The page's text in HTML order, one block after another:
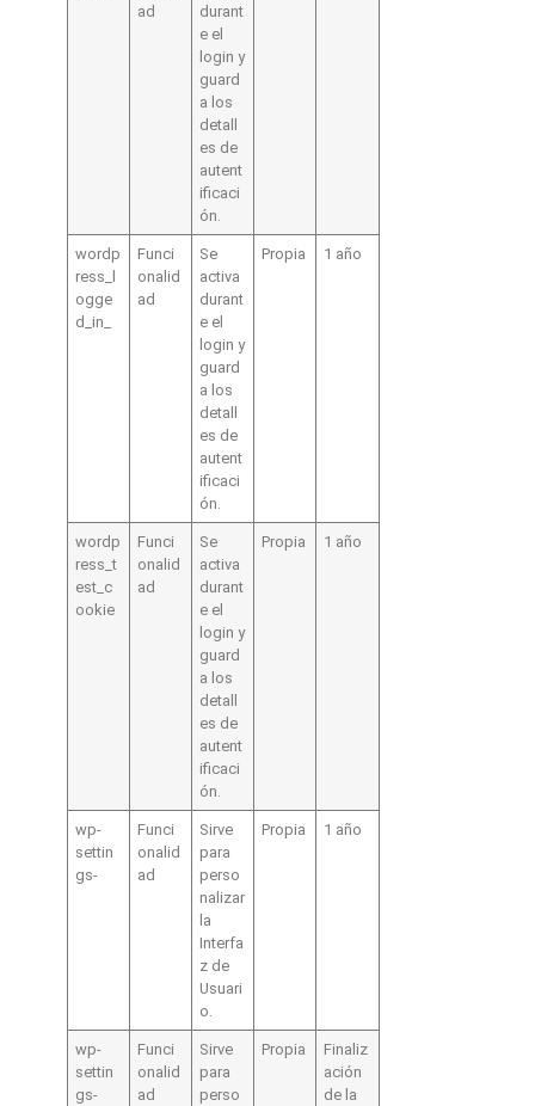
ad
durant
e el
login y
guard
a los
detall
es de
autent
ificaci
ón.
wordp
ress_l
ogge
d_in_
Funci
onalid
ad
Se
activa
durant
e el
login y
guard
a los
detall
es de
autent
ificaci
ón.
Propia 1 año
wordp
ress_t
est_c
ookie
Funci
onalid
ad
Se
activa
durant
e el
login y
guard
a los
detall
es de
autent
ificaci
ón.
Propia 1 año
wp-
settin
gs-
Funci
onalid
ad
Sirve
para
perso
nalizar
la
Interfa
z de
Usuari
o.
Propia 1 año
wp-
settin
gs-
Funci
onalid
ad
Sirve
para
perso
Propia
Finaliz
ación
de la